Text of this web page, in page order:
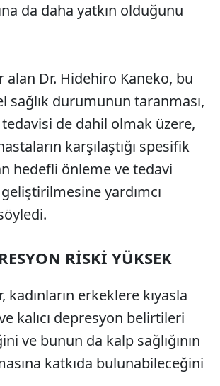
da daha yatkın olduğunu
alan Dr. Hidehiro Kaneko, bu
sağlık durumunun taranması,
de dahil olmak üzere,
karşılaştığı spesifik
hedefli önleme ve tedavi
yardımcı
RİSKİ YÜKSEK
kadınların erkeklere kıyasla
kalıcı depresyon belirtileri
ve bunun da kalp sağlığının
katkıda bulunabileceğini